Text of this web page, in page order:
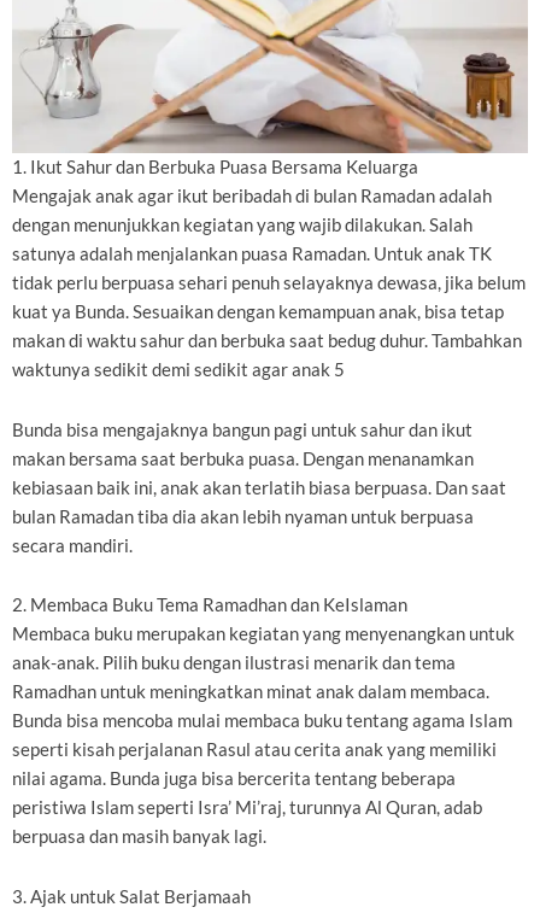
1. Ikut Sahur dan Berbuka Puasa Bersama Keluarga
Mengajak anak agar ikut beribadah di bulan Ramadan adalah
dengan menunjukkan kegiatan yang wajib dilakukan. Salah
satunya adalah menjalankan puasa Ramadan. Untuk anak TK
tidak perlu berpuasa sehari penuh selayaknya dewasa, jika belum
kuat ya Bunda. Sesuaikan dengan kemampuan anak, bisa tetap
makan di waktu sahur dan berbuka saat bedug duhur. Tambahkan
waktunya sedikit demi sedikit agar anak 5
Bunda bisa mengajaknya bangun pagi untuk sahur dan ikut
makan bersama saat berbuka puasa. Dengan menanamkan
kebiasaan baik ini, anak akan terlatih biasa berpuasa. Dan saat
bulan Ramadan tiba dia akan lebih nyaman untuk berpuasa
secara mandiri.
2. Membaca Buku Tema Ramadhan dan KeIslaman
Membaca buku merupakan kegiatan yang menyenangkan untuk
anak-anak. Pilih buku dengan ilustrasi menarik dan tema
Ramadhan untuk meningkatkan minat anak dalam membaca.
Bunda bisa mencoba mulai membaca buku tentang agama Islam
seperti kisah perjalanan Rasul atau cerita anak yang memiliki
nilai agama. Bunda juga bisa bercerita tentang beberapa
peristiwa Islam seperti Isra’ Mi’raj, turunnya Al Quran, adab
berpuasa dan masih banyak lagi.
3. Ajak untuk Salat Berjamaah